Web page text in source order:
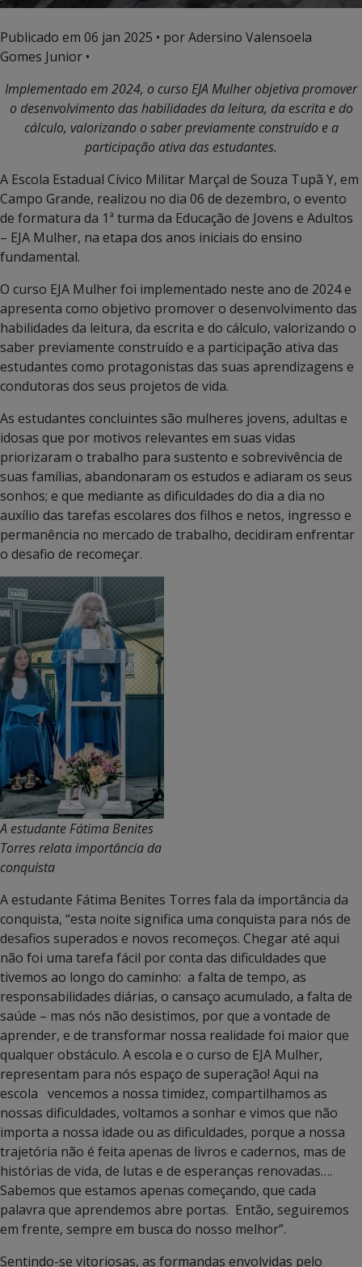
Publicado em 06 jan 2025 • por Adersino Valensoela
Gomes Junior •
Implementado em 2024, o curso EJA Mulher objetiva promover
o desenvolvimento das habilidades da leitura, da escrita e do
cálculo, valorizando o saber previamente construído e a
participação ativa das estudantes.
A Escola Estadual Cívico Militar Marçal de Souza Tupã Y, em
Campo Grande, realizou no dia 06 de dezembro, o evento
de formatura da 1ª turma da Educação de Jovens e Adultos
– EJA Mulher, na etapa dos anos iniciais do ensino
fundamental.
O curso EJA Mulher foi implementado neste ano de 2024 e
apresenta como objetivo promover o desenvolvimento das
habilidades da leitura, da escrita e do cálculo, valorizando o
saber previamente construído e a participação ativa das
estudantes como protagonistas das suas aprendizagens e
condutoras dos seus projetos de vida.
As estudantes concluintes são mulheres jovens, adultas e
idosas que por motivos relevantes em suas vidas
priorizaram o trabalho para sustento e sobrevivência de
suas famílias, abandonaram os estudos e adiaram os seus
sonhos; e que mediante as dificuldades do dia a dia no
auxílio das tarefas escolares dos filhos e netos, ingresso e
permanência no mercado de trabalho, decidiram enfrentar
o desafio de recomeçar.
A estudante Fátima Benites
Torres relata importância da
conquista
A estudante Fátima Benites Torres fala da importância da
conquista, “esta noite significa uma conquista para nós de
desafios superados e novos recomeços. Chegar até aqui
não foi uma tarefa fácil por conta das dificuldades que
tivemos ao longo do caminho: a falta de tempo, as
responsabilidades diárias, o cansaço acumulado, a falta de
saúde – mas nós não desistimos, por que a vontade de
aprender, e de transformar nossa realidade foi maior que
qualquer obstáculo. A escola e o curso de EJA Mulher,
representam para nós espaço de superação! Aqui na
escola vencemos a nossa timidez, compartilhamos as
nossas dificuldades, voltamos a sonhar e vimos que não
importa a nossa idade ou as dificuldades, porque a nossa
trajetória não é feita apenas de livros e cadernos, mas de
histórias de vida, de lutas e de esperanças renovadas….
Sabemos que estamos apenas começando, que cada
palavra que aprendemos abre portas. Então, seguiremos
em frente, sempre em busca do nosso melhor”.
Sentindo-se vitoriosas, as formandas envolvidas pelo